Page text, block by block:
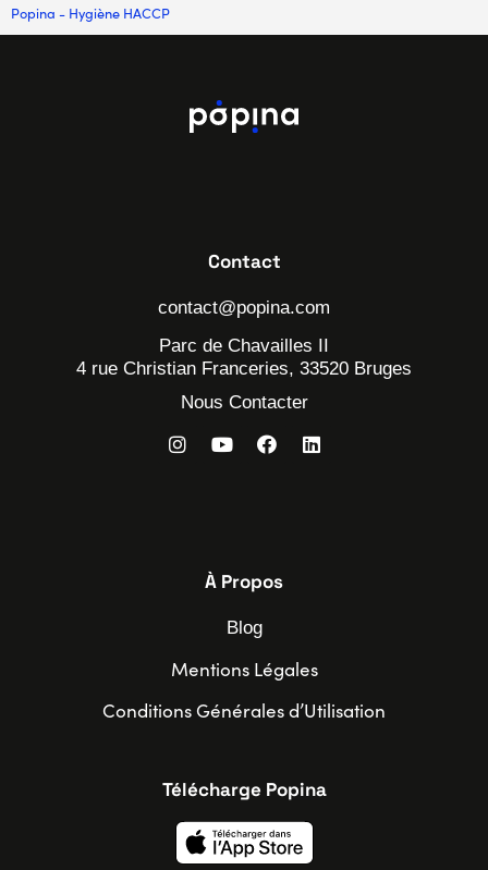
Popina - Hygiène HACCP
Contact
contact@popina.com
Parc de Chavailles II
4 rue Christian Franceries, 33520 Bruges
Nous Contacter
À Propos
Blog
Mentions Légales
Conditions Générales d’Utilisation
Télécharge Popina